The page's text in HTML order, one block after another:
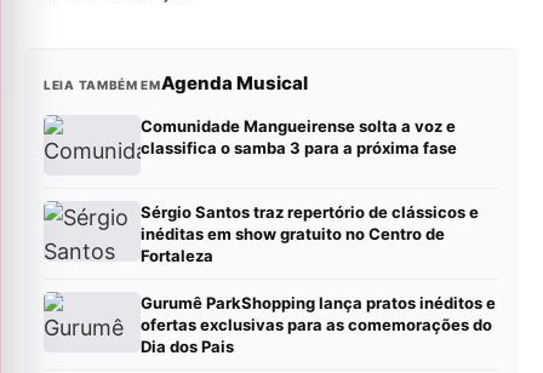
LEIA TAMBÉM EMAgenda Musical
Comunidade Mangueirense solta a voz e
classifica o samba 3 para a próxima fase
Sérgio Santos traz repertório de clássicos e
inéditas em show gratuito no Centro de
Fortaleza
Gurumê ParkShopping lança pratos inéditos e
ofertas exclusivas para as comemorações do
Dia dos Pais